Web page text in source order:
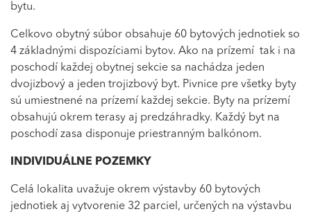
bytu.
Celkovo obytný súbor obsahuje 60 bytových jednotiek so
4 základnými dispozíciami bytov. Ako na prízemí tak i na
poschodí každej obytnej sekcie sa nachádza jeden
dvojizbový a jeden trojizbový byt. Pivnice pre všetky byty
sú umiestnené na prízemí každej sekcie. Byty na prízemí
obsahujú okrem terasy aj predzáhradky. Každý byt na
poschodí zasa disponuje priestranným balkónom.
INDIVIDUÁLNE POZEMKY
Celá lokalita uvažuje okrem výstavby 60 bytových
jednotiek aj vytvorenie 32 parciel, určených na výstavbu